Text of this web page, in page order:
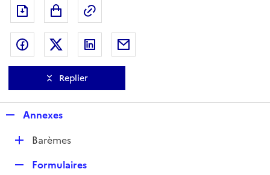
Exporter le document au format pdf
Partager sur Facebook
Partager sur Twitter
Partager sur LinkedIn
Replier
p
Annexes
DBarèmes
Formulaires